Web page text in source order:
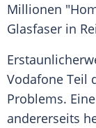
Millionen
Glasfaser in
Vodafone Teil
Problems.
andererseits